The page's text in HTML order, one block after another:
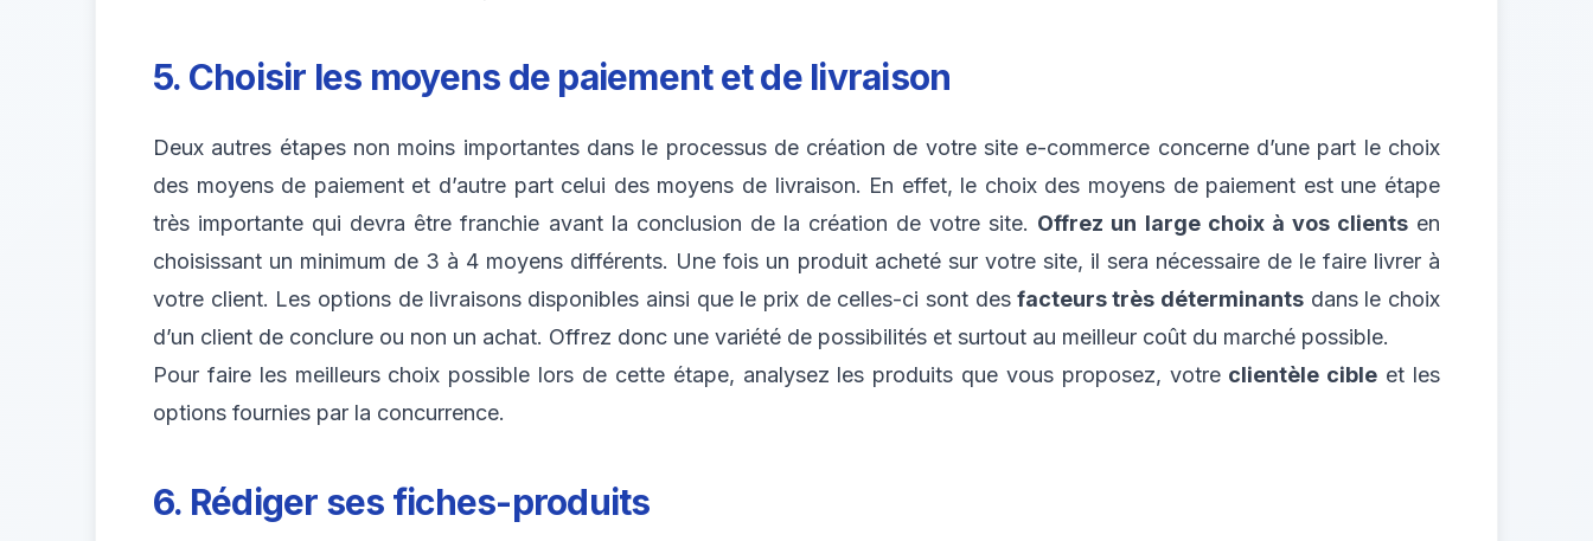
5. Choisir les moyens de paiement et de livraison
Deux autres étapes non moins importantes dans le processus de création de votre site e-commerce concerne d’une part le choix
des moyens de paiement et d’autre part celui des moyens de livraison. En effet, le choix des moyens de paiement est une étape
très importante qui devra être franchie avant la conclusion de la création de votre site. Offrez un large choix à vos clientsen
choisissant un minimum de 3 à 4 moyens différents. Une fois un produit acheté sur votre site, il sera nécessaire de le faire livrer à
votre client. Les options de livraisons disponibles ainsi que le prix de celles-ci sont desfacteurs très déterminantsdans le choix
d’un client de conclure ou non un achat. Offrez donc une variété de possibilités et surtout au meilleur coût du marché possible.
Pour faire les meilleurs choix possible lors de cette étape, analysez les produits que vous proposez, votre clientèle cible et les
options fournies par la concurrence.
6. Rédiger ses fiches-produits